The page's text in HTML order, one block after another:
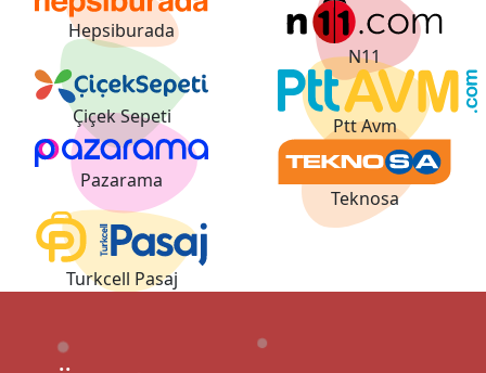
Hepsiburada
N11
Çiçek Sepeti Ptt Avm
Pazarama
Teknosa
Turkcell Pasaj